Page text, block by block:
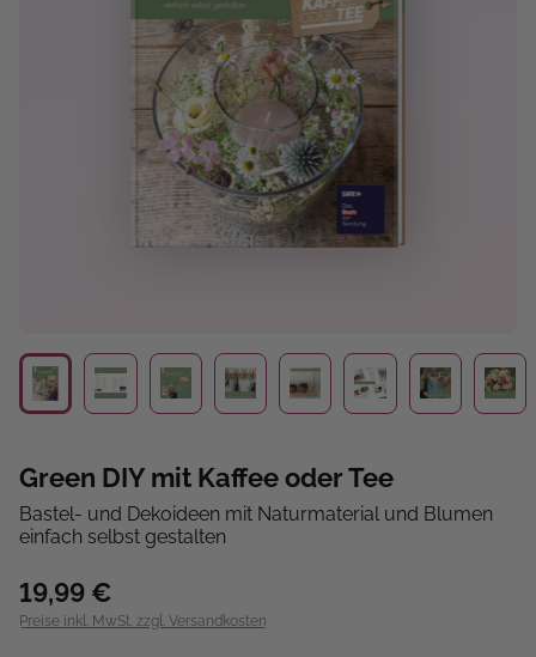
Green DIY mit Kaffee oder Tee
Bastel- und Dekoideen mit Naturmaterial und Blumen
einfach selbst gestalten
19,99 €
Preise inkl. MwSt. zzgl. Versandkosten